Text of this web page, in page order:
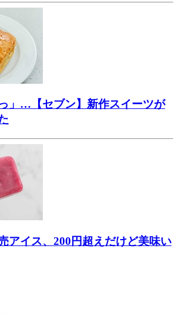
」…【セブン】新作スイーツが
アイス、200円超えだけど美味い